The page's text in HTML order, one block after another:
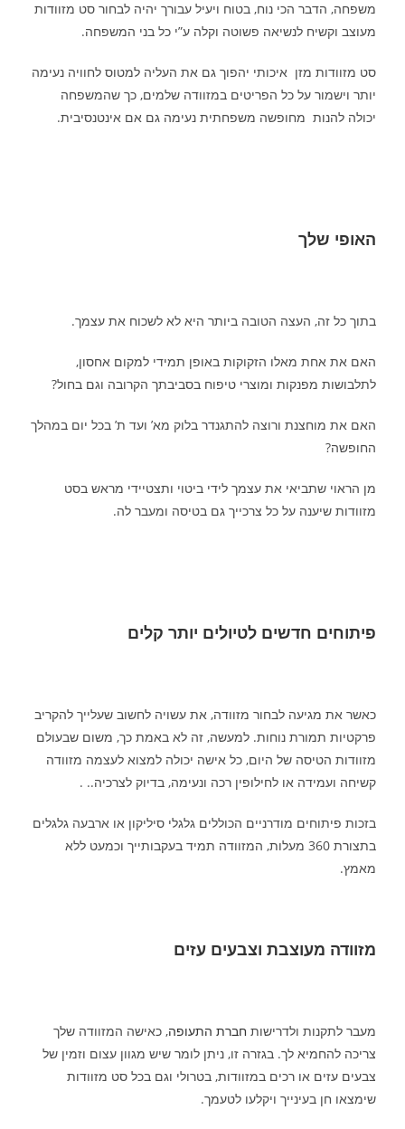
משפחה, הדבר הכי נוח, בטוח ויעיל עבורך יהיה לבחור סט מזוודות
מעוצב וקשיח לנשיאה פשוטה וקלה ע”י כל בני המשפחה.
סט מזוודות מזן איכותי יהפוך גם את העליה למטוס לחוויה נעימה
יותר וישמור על כל הפריטים במזוודה שלמים, כך שהמשפחה
יכולה להנות מחופשה משפחתית נעימה גם אם אינטנסיבית.
האופי שלך
בתוך כל זה, העצה הטובה ביותר היא לא לשכוח את עצמך.
האם את אחת מאלו הזקוקות באופן תמידי למקום אחסון,
לתלבושות מפנקות ומוצרי טיפוח בסביבתך הקרובה וגם בחול?
האם את מוחצנת ורוצה להתגנדר בלוק מא’ ועד ת’ בכל יום במהלך
החופשה?
מן הראוי שתביאי את עצמך לידי ביטוי ותצטיידי מראש בסט
מזוודות שיענה על כל צרכייך גם בטיסה ומעבר לה.
פיתוחים חדשים לטיולים יותר קלים
כאשר את מגיעה לבחור מזוודה, את ע­שויה לחשוב שעלייך להקריב
פרקטיות תמורת נוחות. למעשה, זה לא באמת כך, משום שבעולם
מזוודות הטיסה של היום, כל אישה יכולה למצוא לעצמה מזוודה
קשיחה ועמידה או לחילופין רכה ונעימה, בדיוק לצרכיה.. .
בזכות פיתוחים מודרניים הכוללים גלגלי סיליקון או ארבעה גלגלים
בתצורת 360 מעלות, המזוודה תמיד בעקבותייך וכמעט ללא
מאמץ.
מזוודה מעוצבת וצבעים עזים
מעבר לתקנות ולדרישות חברת התעופה, כאישה המזוודה שלך
צריכה להחמיא לך. בגזרה זו, ניתן לומר שיש מגוון עצום וזמין של
צבעים עזים או רכים במזוודות, בטרולי וגם בכל סט מזוודות
שימצאו חן בעינייך ויקלעו לטעמך.